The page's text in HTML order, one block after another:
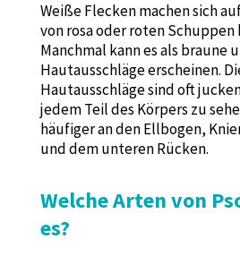
Weiße Flecken machen sich
von rosa oder roten Schuppen
Manchmal kann es als braune
Hautausschläge erscheinen.
Hautausschläge sind oft
jedem Teil des Körpers zu
häufiger an den Ellbogen,
und dem unteren Rücken.
Welche Arten von
es?